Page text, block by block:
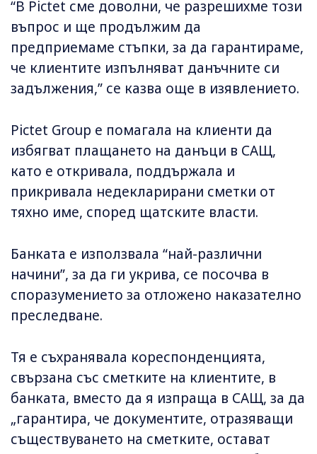
“В Pictet сме доволни, че разрешихме този
въпрос и ще продължим да
предприемаме стъпки, за да гарантираме,
че клиентите изпълняват данъчните си
задължения,” се казва още в изявлението.
Pictet Group е помагала на клиенти да
избягват плащането на данъци в САЩ,
като е откривала, поддържала и
прикривала недекларирани сметки от
тяхно име, според щатските власти.
Банката е използвала “най-различни
начини”, за да ги укрива, се посочва в
споразумението за отложено наказателно
преследване.
Тя е съхранявала кореспонденцията,
свързана със сметките на клиентите, в
банката, вместо да я изпраща в САЩ, за да
„гарантира, че документите, отразяващи
съществуването на сметките, остават